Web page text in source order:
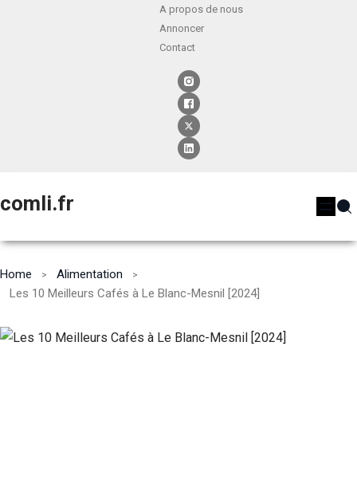
A propos de nous
Annoncer
Contact
comli.fr
Home
Alimentation
Les 10 Meilleurs Cafés à Le Blanc-Mesnil [2024]